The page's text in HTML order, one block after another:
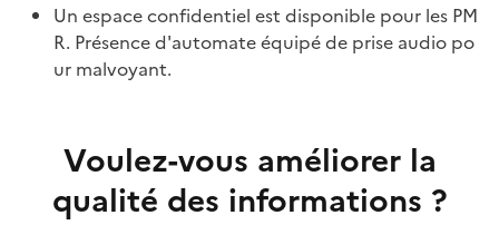
Un espace confidentiel est disponible pour les PM
R. Présence d'automate équipé de prise audio po
ur malvoyant.
Voulez-vous améliorer la
qualité des informations ?